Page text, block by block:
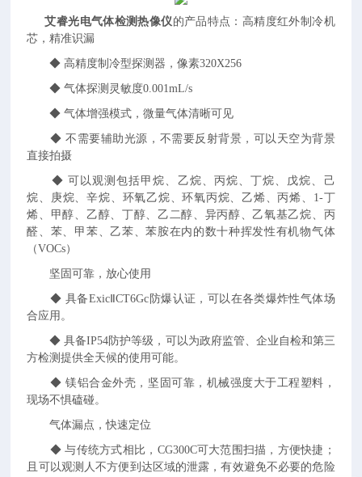
艾睿光电气体检测热像仪的产品特点：高精度红外制冷机
芯，精准识漏
◆ 高精度制冷型探测器，像素320X256
◆气体探测灵敏度0.001mL/s
◆气体增强模式，微量气体清晰可见
◆不需要辅助光源，不需要反射背景，可以天空为背景
直接拍摄
◆ 可以观测包括甲烷、乙烷、丙烷、丁烷、戊烷、己
烷、庚烷、辛烷、环氧乙烷、环氧丙烷、乙烯、丙烯、1-丁
烯、甲醇、乙醇、丁醇、乙二醇、异丙醇、乙氧基乙烷、丙
醛、苯、甲苯、乙苯、苯胺在内的数十种挥发性有机物气体
（VOCs）
坚固可靠，放心使用
◆ 具备ExicⅡCT6Gc防爆认证，可以在各类爆炸性气体场
合应用。
◆具备IP54防护等级，可以为政府监管、企业自检和第三
方检测提供全天候的使用可能。
◆镁铝合金外壳，坚固可靠，机械强度大于工程塑料，
现场不惧磕碰。
气体漏点，快速定位
◆与传统方式相比，CG300C可大范围扫描，方便快捷；
且可以观测人不方便到达区域的泄露，有效避免不必要的危险